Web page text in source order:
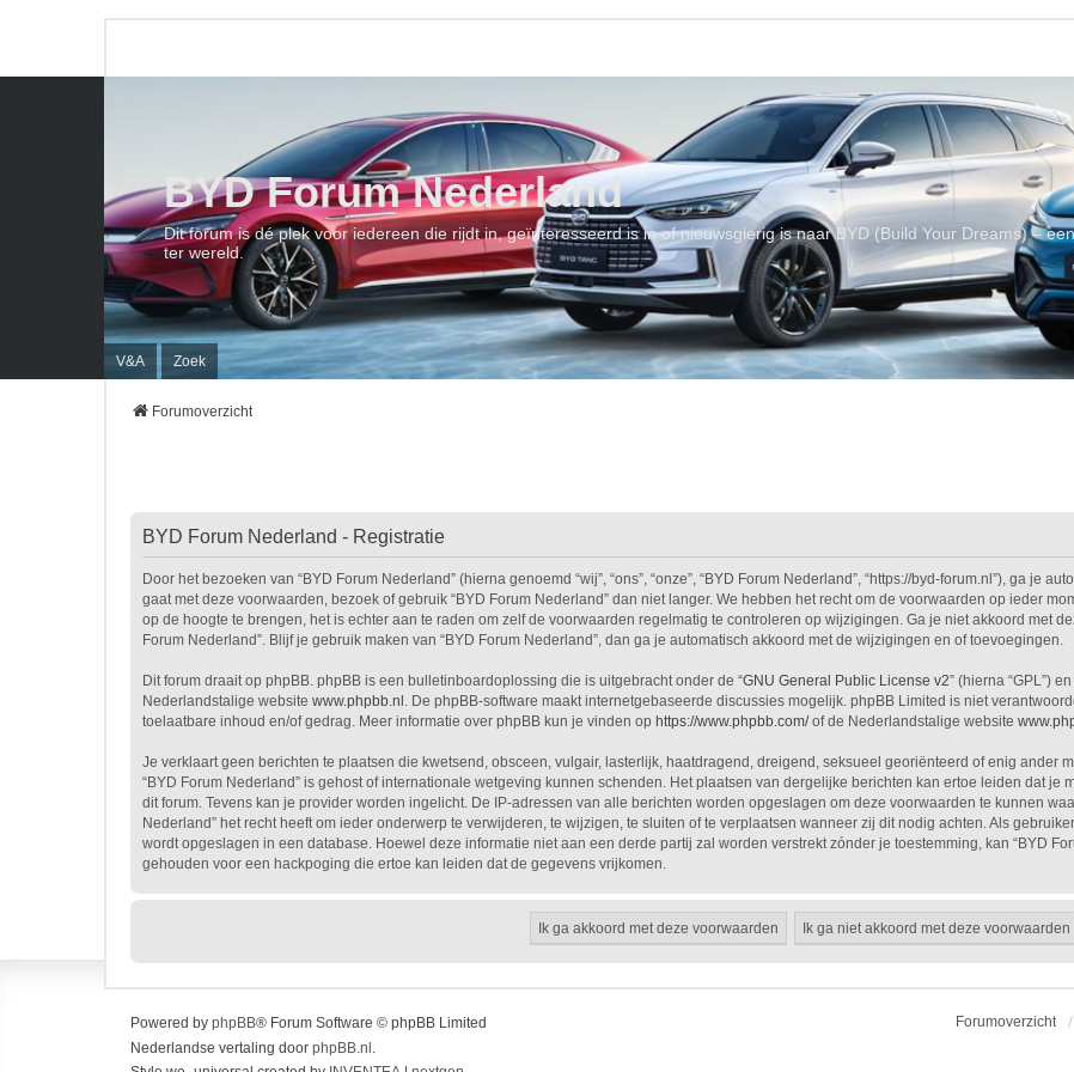
V&A Zoek
BYD Forum Nederland
Dit forum is dé plek voor iedereen die rijdt in, geïnteresseerd is in of nieuwsgierig is naar BYD (Build Your Dreams) –
ter wereld.
Forumoverzicht
BYD Forum Nederland - Registratie
Door het bezoeken van “BYD Forum Nederland” (hierna genoemd “wij”, “ons”, “onze”, “BYD Forum Nederland”, “https://byd-forum.nl”), ga je
gaat met deze voorwaarden, bezoek of gebruik “BYD Forum Nederland” dan niet langer. We hebben het recht om de voorwaarden op ieder
op de hoogte te brengen, het is echter aan te raden om zelf de voorwaarden regelmatig te controleren op wijzigingen. Ga je niet akkoord met
Forum Nederland”. Blijf je gebruik maken van “BYD Forum Nederland”, dan ga je automatisch akkoord met de wijzigingen en of toevoegingen.
Dit forum draait op phpBB. phpBB is een bulletinboardoplossing die is uitgebracht onder de “GNU General Public License v2” (hierna “GPL”)
Nederlandstalige website www.phpbb.nl . De phpBB-software maakt internetgebaseerde discussies mogelijk. phpBB Limited is niet
toelaatbare inhoud en/of gedrag. Meer informatie over phpBB kun je vinden op https://www.phpbb.com/of de Nederlandstalige website
Je verklaart geen berichten te plaatsen die kwetsend, obsceen, vulgair, lasterlijk, haatdragend, dreigend, seksueel georiënteerd of enig ander
“BYD Forum Nederland” is gehost of internationale wetgeving kunnen schenden. Het plaatsen van dergelijke berichten kan ertoe leiden dat
dit forum. Tevens kan je provider worden ingelicht. De IP-adressen van alle berichten worden opgeslagen om deze voorwaarden te kunnen
Nederland” het recht heeft om ieder onderwerp te verwijderen, te wijzigen, te sluiten of te verplaatsen wanneer zij dit nodig achten. Als
wordt opgeslagen in een database. Hoewel deze informatie niet aan een derde partij zal worden verstrekt zónder je toestemming, kan “BYD
gehouden voor een hackpoging die ertoe kan leiden dat de gegevens vrijkomen.
Forumoverzicht
Powered by phpBB® Forum Software © phpBB Limited
Nederlandse vertaling door phpBB.nl .